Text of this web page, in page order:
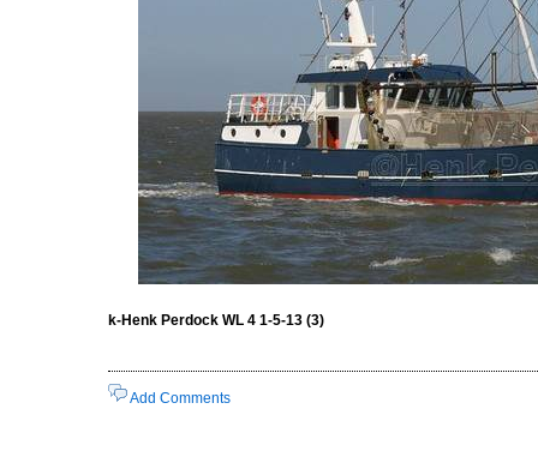
k-Henk Perdock WL 4 1-5-13 (3)
Add Comments